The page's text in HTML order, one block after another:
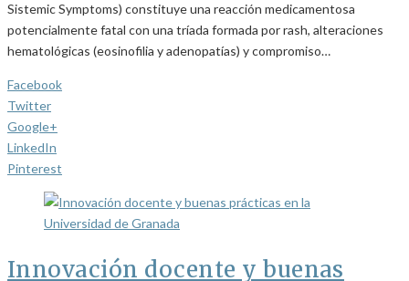
Sistemic Symptoms) constituye una reacción medicamentosa
potencialmente fatal con una tríada formada por rash, alteraciones
hematológicas (eosinofilia y adenopatías) y compromiso…
Facebook
Twitter
Google+
LinkedIn
Pinterest
Innovación docente y buenas